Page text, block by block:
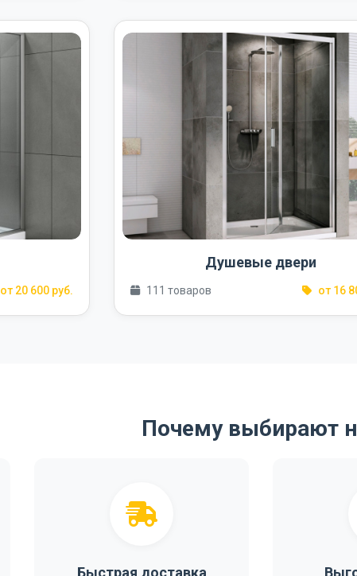
от 20 600 руб.
Душевые двери
111 товаров от 16
Почему выбирают
Быстрая доставка